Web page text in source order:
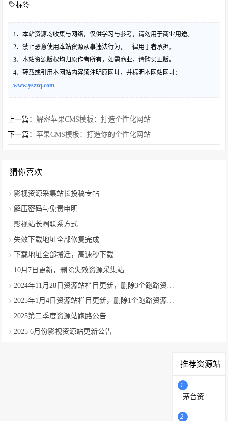
标签
1、本站资源均收集与网络，仅供学习与参考，请勿用于商业用途。
2、禁止恶意使用本站资源从事违法行为，一律用于者承担。
3、本站资源版权均归原作者所有，如需商业，请购买正版。
4、转载或引用本网站内容须注明原网址，并标明本网站网址：
www.yszzq.com
上一篇：解密苹果CMS模板：打造个性化网站
下一篇：苹果CMS模板：打造你的个性化网站
猜你喜欢
影视资源采集站长投稿专帖
解压密码与免责申明
影视站长圈联系方式
失效下载地址全部修复完成
下载地址全部搬迁，高速秒下载
10月7日更新，删除失效资源采集站
2025第二季度资源站跑路公告
2025 6月份影视资源站更新公告
推荐资源站
1
2